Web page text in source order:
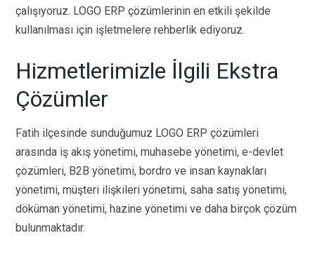
çalışıyoruz. LOGO ERP çözümlerinin en etkili şekilde
kullanılması için işletmelere rehberlik ediyoruz.
Hizmetlerimizle İlgili Ekstra
Çözümler
Fatih ilçesinde sunduğumuz LOGO ERP çözümleri
arasında iş akış yönetimi, muhasebe yönetimi, e-devlet
çözümleri, B2B yönetimi, bordro ve insan kaynakları
yönetimi, müşteri ilişkileri yönetimi, saha satış yönetimi,
döküman yönetimi, hazine yönetimi ve daha birçok çözüm
bulunmaktadır.